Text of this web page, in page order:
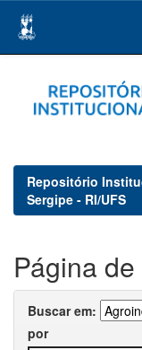
navigation
Repositório
Sergipe - RI/UFS
Página
Buscar em:
por